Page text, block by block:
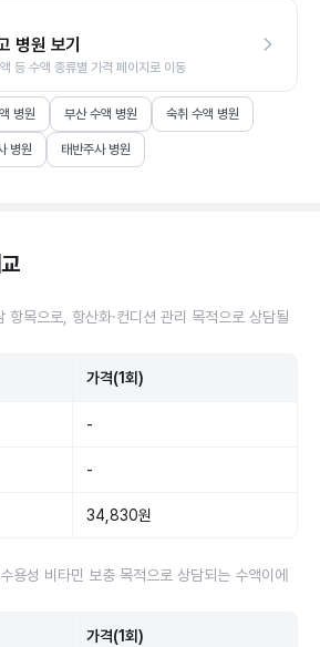
병원 보기
등 수액 종류별 가격 페이지로 이동
병원 부산 수액 병원 숙취 수액 병원
병원 태반주사 병원
항목으로, 항산화·컨디션 관리 목적으로 상담될
가격(1회)
-
-
34,830원
용성 비타민 보충 목적으로 상담되는 수액이에
가격(1회)